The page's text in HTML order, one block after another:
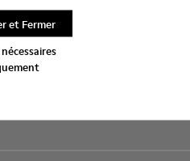
et Fermer
rejoignant notre communauté,
notamment de
et d’invitations à des